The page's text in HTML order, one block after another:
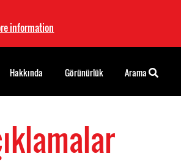
information
Hakkında Görünürlük Arama